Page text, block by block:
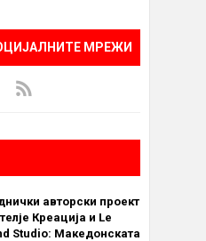
МРЕЖИ
авторски проект
Креација и Le
Studio: Македонската